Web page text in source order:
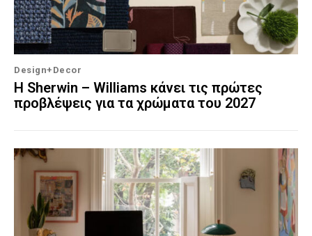
Design+Decor
Η Sherwin – Williams κάνει τις πρώτες
προβλέψεις για τα χρώματα του 2027